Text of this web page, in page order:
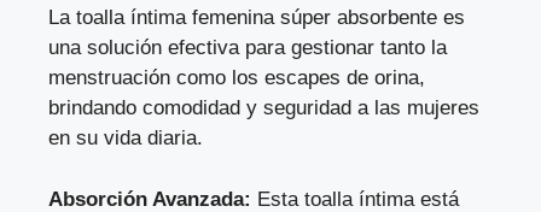
La toalla íntima femenina súper absorbente es
una solución efectiva para gestionar tanto la
menstruación como los escapes de orina,
brindando comodidad y seguridad a las mujeres
en su vida diaria.
Absorción Avanzada: Esta toalla íntima está